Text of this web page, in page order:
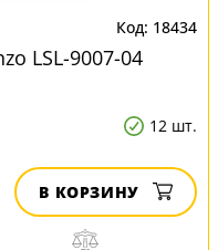
18434
LSL-9007-04
12 шт.
В КОРЗИНУ